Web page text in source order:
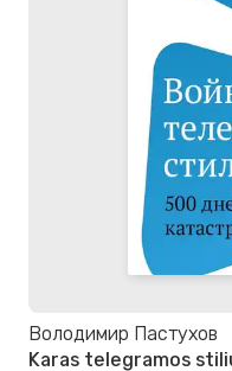
Володимир Пастухов
Karas telegramos